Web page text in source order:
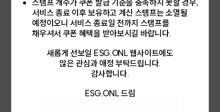
가 함께 만들어가는 순환경제와 더불어 지속가능한 삶의 모델을 구체적
으로 보여주는 사례가 되었다.7호점의 성과, 16호점의 미래우리동네 ES
G센터는 7호점에 이르러 도시 전략의 한 축으로 성장했다. 지금까지 약
3,500개의 고령자 일자리 창출, 126톤의 플라스틱 수거, 2만여 명의 환
력해 올해 안에 우리동네 ESG 센터를 시내 16호점까지 확대할 계획임
을 밝혔다. 환경과 돌봄, 참여가 결합된 이 모델이 도시 전역으로 확산될
때, ESG가 시민의 일상 속에서 어떤 변화를 만들어낼지 기대가 된다.by
받는다.[녹색요금제(녹색프리미엄, Green Pricing) ⓒ ESG.ONL/E
SG오늘]녹색요금제의 장점은 기업이 비용 부담없이 신속하게 재생에너
지 사용 실적을 확보할 수 있다는 점이다. 중소기업이나 자가발전이 어려
운 기업에게는 접근성이 높은 수단으로 평가받는다. 반면 프리미엄 요금
이 추가되어 전기요금 부담이 증가하고, 계약 기간 동안 기업이 지불해야
할 추가 비용이 변동될 수 있다는 한계도 있다. 또한, 녹색요금제는 대규
모 전력을 소비하는 대기업 위주로 운영되어 소규모 기업이나 일반 가정
은 제도 혜택을 받기 어렵다는 지적도 제기된다.RE100 참여 기업이 늘
어나고 ESG 경영이 확산되면서, 녹색요금제는 국내 재생에너지 전환을
통해 대상 범위를 확대하고 요금 구조의 투명성 강화를 검토 중이다. 또
[국내동향]분쟁의 시대, ESG는 방산을 외면할 수 있는
가
2008년 개봉한 마블 영화 '아이언맨'은 무기 제조 기업 스타크 인더스
트리의 CEO 토니 스타크가 자신이 만든 미사일의 피해자를 목격한 뒤
슈퍼히어로로 각성하는 이야기를 담고 있다. 전 세계적으로 큰 인기를 모
은 이 영화에는 토니 스타크의 무기로 피해를 입은 이들이 빌런으로 각성
하는 서사도 등장한다. 누군가에게 '억제력'이자 '안보'의 도구인 무기가,
다른 누군가에게는 분노와 복수의 씨앗이 되기도 한다. 이 역설은 허구가
봉쇄, 하메네이 사망으로 이어진 미국-이란 전쟁은 그 역설을 현실로 소
2026.03.16
서비스 종료 이후 보유하고 계신 스탬프는 소멸될
예정이오니 서비스 종료일 전까지 스탬프를
채우셔서 쿠폰 혜택을 받아보시길 바랍니다.
새롭게 선보일 ESG.ONL 웹사이트에도
많은 관심과 애정 부탁드립니다.
감사합니다.
ESG.ONL 드림